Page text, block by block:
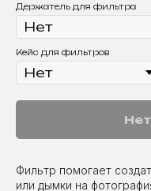
Держатель для фильтра
Кейс для фильтров
Фильтр помогает
или дымки на